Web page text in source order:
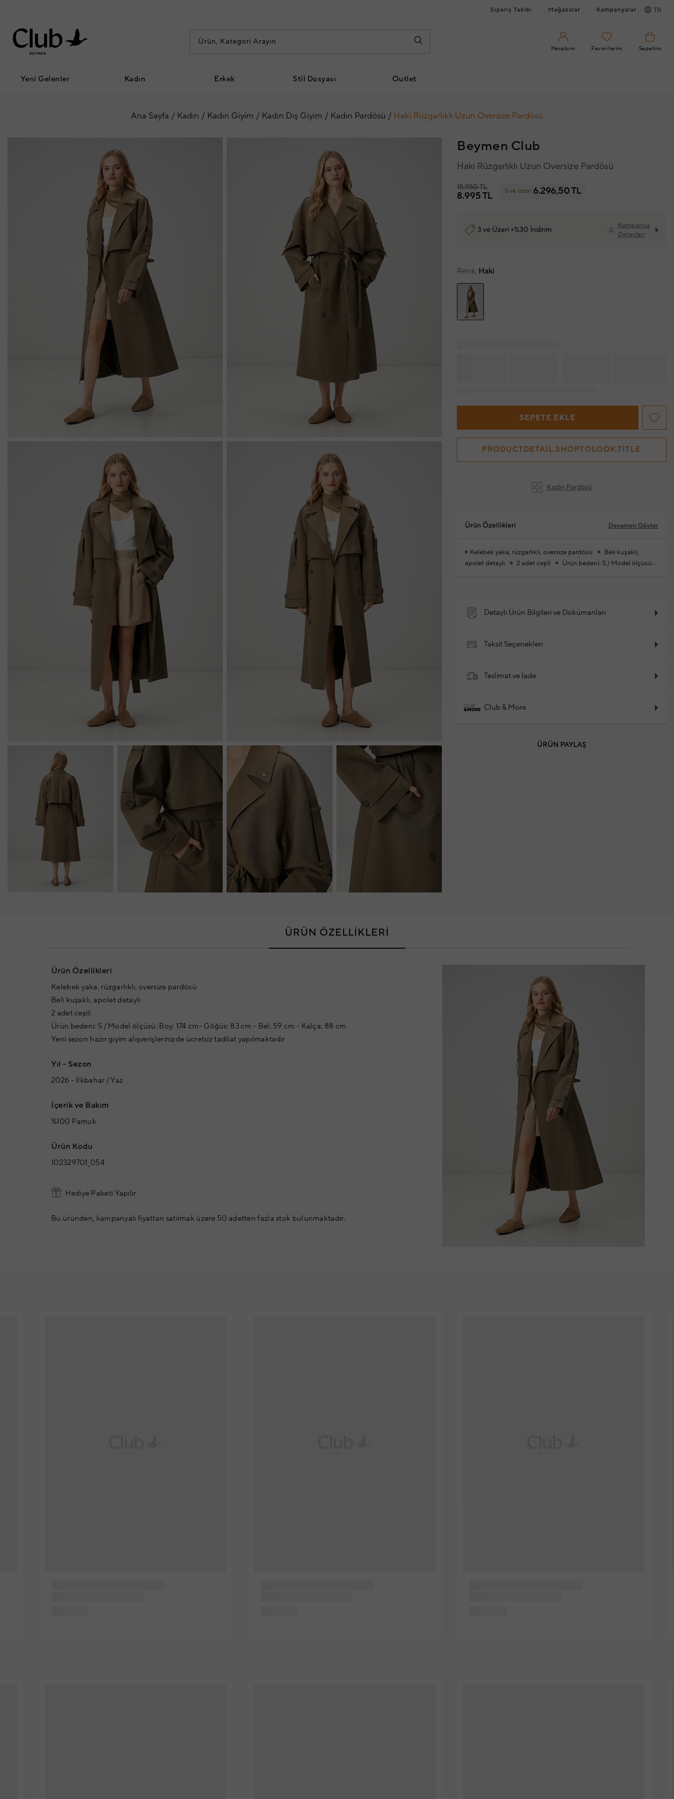
Sipariş Takibi Mağazalar Kampanyalar TR
Hesabım Favorilerim Sepetim
Yeni Gelenler Kadın Erkek Stil Dosyası Outlet
Ana Sayfa Kadın Kadın Giyim Kadın Dış Giyim Kadın Pardösü Haki Rüzgarlıklı Uzun Oversize Pardösü
Beymen Club
Haki Rüzgarlıklı Uzun Oversize Pardösü
15.950 TL
8.995 TL 3 ve üzeri 6.296,50 TL
3 ve Üzeri +%30 İndirim 2
Kampanya
Detayları
Renk Haki
SEPETE EKLE
PRODUCTDETAIL.SHOPTOLOOK.TITLE
Kadın Pardösü
Ürün Özellikleri Devamını Göster
Kelebek yaka, rüzgarlıklı, oversize pardösü
Beli kuşaklı,
apolet detaylı
2 adet cepli
Ürün bedeni: S / Model ölçüsü:
102329701_054
Detaylı Ürün Bilgileri ve Dokümanları
Taksit Seçenekleri
Teslimat ve İade
Club & More
ÜRÜN PAYLAŞ
ÜRÜN ÖZELLİKLERİ
Ürün Özellikleri
Kelebek yaka, rüzgarlıklı, oversize pardösü
Beli kuşaklı, apolet detaylı
2 adet cepli
Ürün bedeni: S / Model ölçüsü: Boy: 174 cm- Göğüs: 83 cm - Bel: 59 cm - Kalça: 88 cm
Yeni sezon hazır giyim alışverişlerinizde ücretsiz tadilat yapılmaktadır
Yıl - Sezon
2026 - İlkbahar / Yaz
İçerik ve Bakım
%100 Pamuk
Ürün Kodu
102329701_054
Hediye Paketi Yapılır
Bu üründen, kampanyalı fiyattan satılmak üzere 50 adetten fazla stok bulunmaktadır.